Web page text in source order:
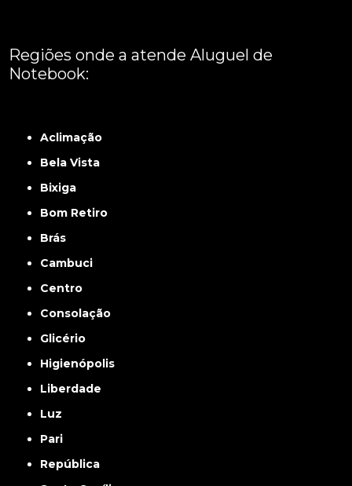
Regiões onde a atende Aluguel de
Notebook:
Aclimação
Bela Vista
Bixiga
Bom Retiro
Brás
Cambuci
Centro
Consolação
Glicério
Higienópolis
Liberdade
Luz
Pari
República